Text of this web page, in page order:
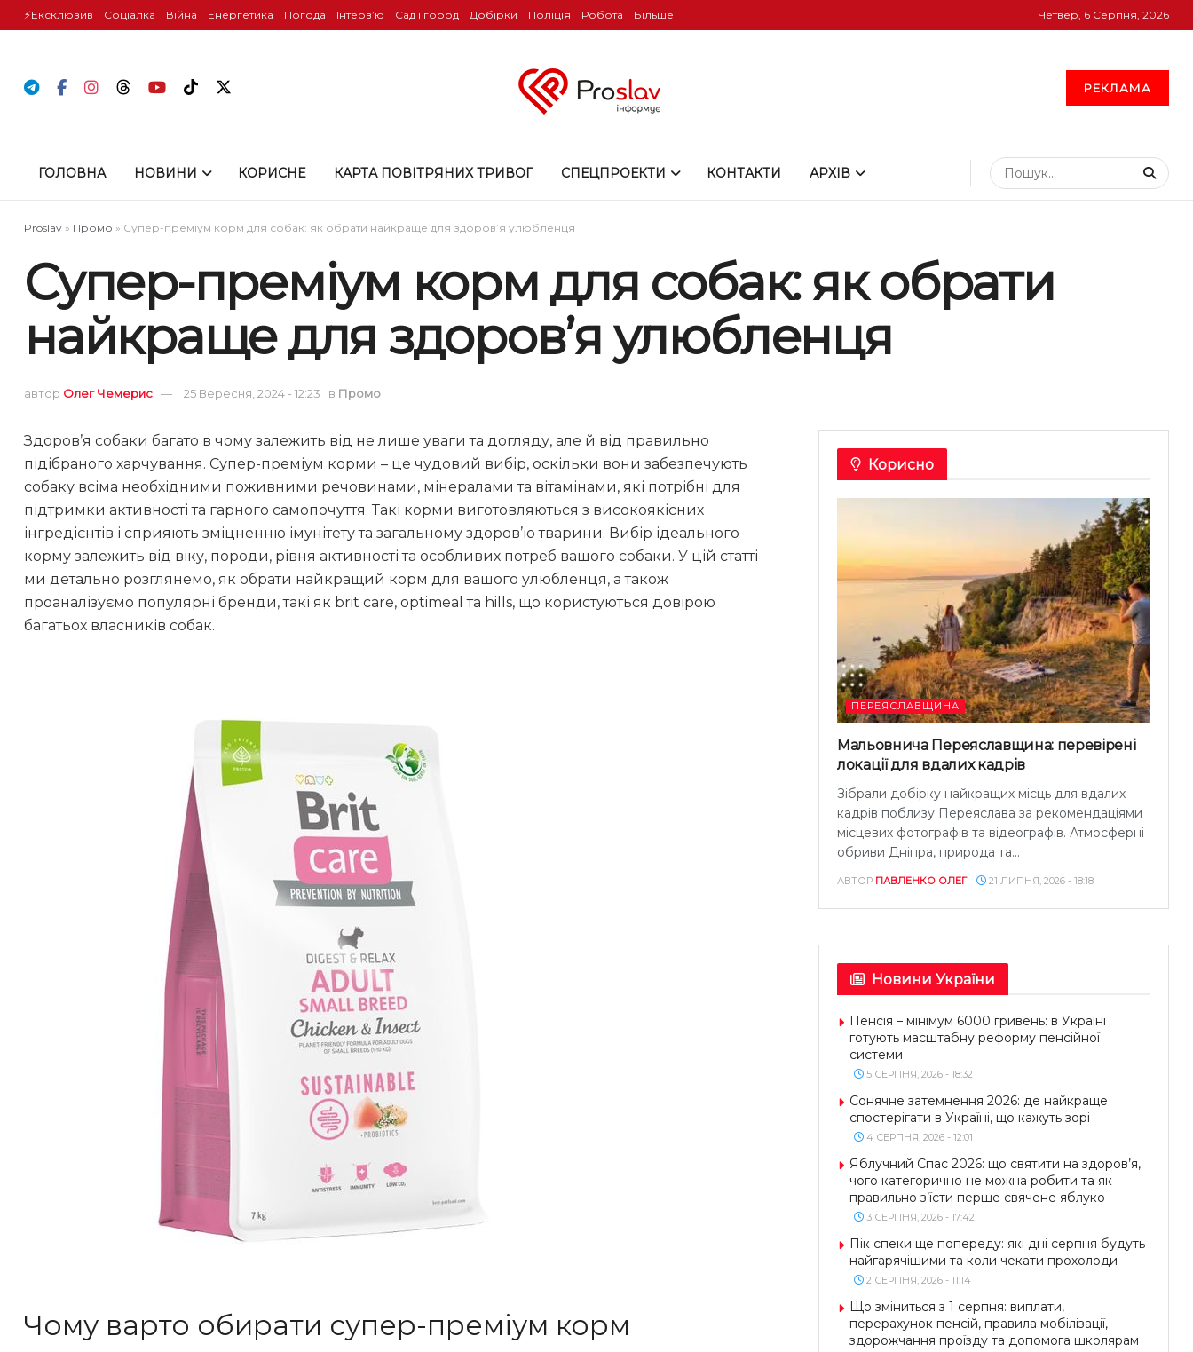
⚡️Ексклюзив Соціалка Війна Енергетика Погода Інтервʼю Сад і город Добірки Поліція Робота Більше Четвер, 6 Серпня, 2026
РЕКЛАМА
ГОЛОВНА НОВИНИ КОРИСНЕ КАРТА ПОВІТРЯНИХ ТРИВОГ СПЕЦПРОЕКТИ КОНТАКТИ АРХІВ
Proslav » Промо » Супер-преміум корм для собак: як обрати найкраще для здоров’я улюбленця
Супер-преміум корм для собак: як обрати
найкраще для здоров’я улюбленця
автор Олег Чемерис 25 Вересня, 2024 - 12:23 в Промо
Здоров’я собаки багато в чому залежить від не лише уваги та догляду, але й від правильно
підібраного харчування. Супер-преміум корми – це чудовий вибір, оскільки вони забезпечують
собаку всіма необхідними поживними речовинами, мінералами та вітамінами, які потрібні для
підтримки активності та гарного самопочуття. Такі корми виготовляються з високоякісних
інгредієнтів і сприяють зміцненню імунітету та загальному здоров’ю тварини. Вибір ідеального
корму залежить від віку, породи, рівня активності та особливих потреб вашого собаки. У цій статті
ми детально розглянемо, як обрати найкращий корм для вашого улюбленця, а також
проаналізуємо популярні бренди, такі як brit care, optimeal та hills, що користуються довірою
багатьох власників собак.
Чому варто обирати супер-преміум корм
Корисно
ПЕРЕЯСЛАВЩИНА
Мальовнича Переяславщина: перевірені
локації для вдалих кадрів
Зібрали добірку найкращих місць для вдалих
кадрів поблизу Переяслава за рекомендаціями
місцевих фотографів та відеографів. Атмосферні
обриви Дніпра, природа та...
АВТОР ПАВЛЕНКО ОЛЕГ 21 ЛИПНЯ, 2026 - 18:18
Новини України
Пенсія – мінімум 6000 гривень: в Україні
готують масштабну реформу пенсійної
системи
5 СЕРПНЯ, 2026 - 18:32
Сонячне затемнення 2026: де найкраще
спостерігати в Україні, що кажуть зорі
4 СЕРПНЯ, 2026 - 12:01
Яблучний Спас 2026: що святити на здоров’я,
чого категорично не можна робити та як
правильно з’їсти перше свячене яблуко
3 СЕРПНЯ, 2026 - 17:42
Пік спеки ще попереду: які дні серпня будуть
найгарячішими та коли чекати прохолоди
2 СЕРПНЯ, 2026 - 11:14
Що зміниться з 1 серпня: виплати,
перерахунок пенсій, правила мобілізації,
здорожчання проїзду та допомога школярам